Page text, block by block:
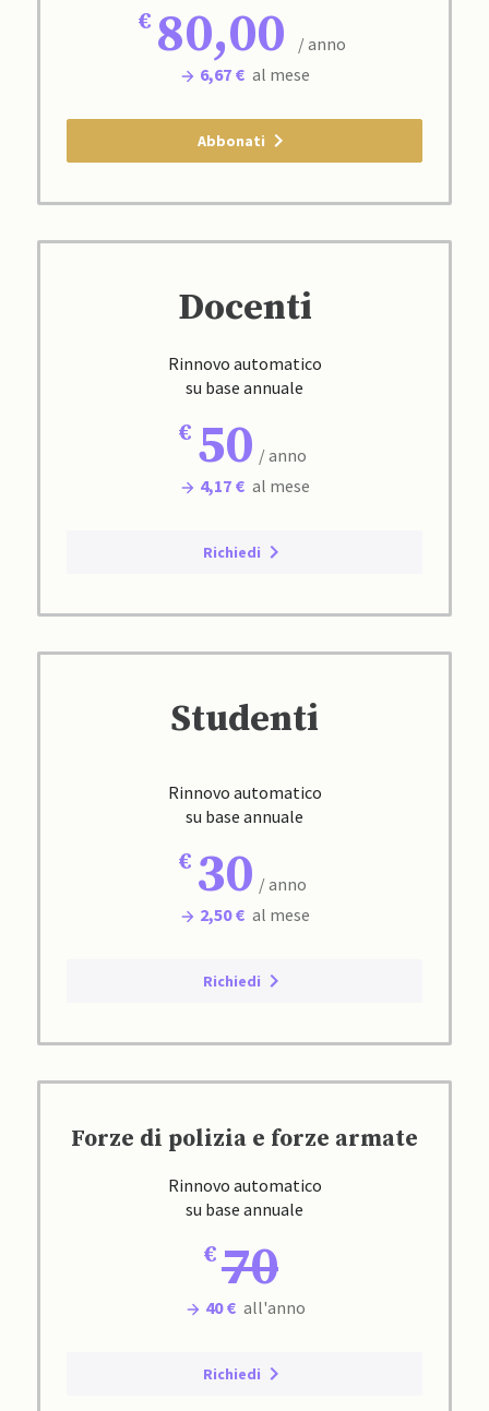
80,00
/ anno
6,67 € al mese
Abbonati
Docenti
Rinnovo automatico
su base annuale
50 / anno
4,17 € al mese
Richiedi
Studenti
Rinnovo automatico
su base annuale
30 / anno
2,50 € al mese
Richiedi
Forze di polizia e forze armate
Rinnovo automatico
su base annuale
70
40 € all'anno
Richiedi